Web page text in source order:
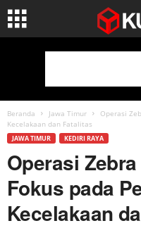
Beranda Jawa Timur
Operasi
Kecelakaan dan Fatalitas
JAWA TIMUR KEDIRI RAYA
Operasi
Fokus pada
Kecelakaan